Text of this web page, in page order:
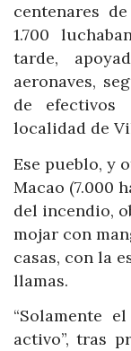
centenares
1.700
tarde,
aeronaves,
de efectivos
localidad de
Ese pueblo, y
Macao (7.000
del incendio,
mojar con
casas, con la
llamas.
“Solamente
activo”, tras